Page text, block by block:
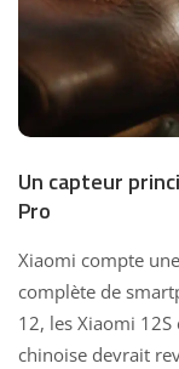
Un capteur
Pro
Xiaomi compte
complète de
12, les Xiaomi 12S
chinoise devrait